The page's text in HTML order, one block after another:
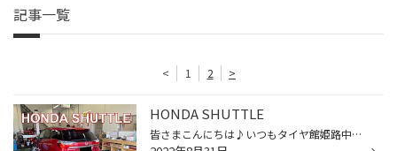
記事一覧
< 1 2 >
HONDA SHUTTLE
皆さまこんにちは♪いつもタイヤ館姫路中央店webをご覧いただき誠にありがとうございます。 本日はHONDA SHUTTLEのアライメント調整をご紹介します！ タイヤの内張りが原因でご来店いただきました！ 測定してみるとトウアウト（ガニ股）の状態になっておりましたのでメーカー指定基準値で調整させて...